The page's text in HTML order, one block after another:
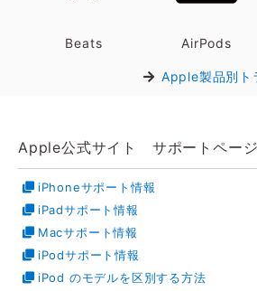
Beats AirPods
Apple製品別ト
Apple公式サイト サポートページ
iPhoneサポート情報
iPadサポート情報
Macサポート情報
iPodサポート情報
iPod のモデルを区別する方法